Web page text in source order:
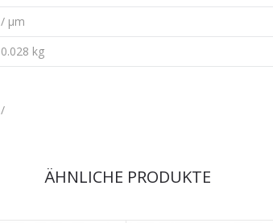
/ µm
0.028 kg
/
ÄHNLICHE PRODUKTE